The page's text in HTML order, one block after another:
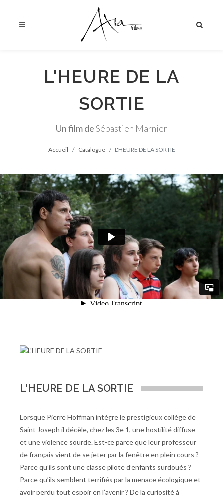
L'HEURE DE LA
SORTIE
Un film deSébastien Marnier
Accueil Catalogue L'HEURE DE LA SORTIE
L'HEURE DE LA SORTIE
Lorsque Pierre Hoffman intègre le prestigieux collège de
Saint Joseph il décèle, chez les 3e 1, une hostilité diffuse
et une violence sourde. Est-ce parce que leur professeur
de français vient de se jeter par la fenêtre en plein cours ?
Parce qu’ils sont une classe pilote d’enfants surdoués ?
Parce qu’ils semblent terrifiés par la menace écologique et
avoir perdu tout espoir en l’avenir ? De la curiosité à